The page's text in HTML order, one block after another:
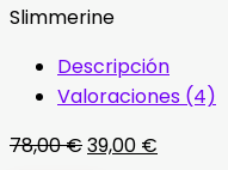
era:
Slimmerine
Descripción
Valoraciones (4)
78,00€El
39,00 €